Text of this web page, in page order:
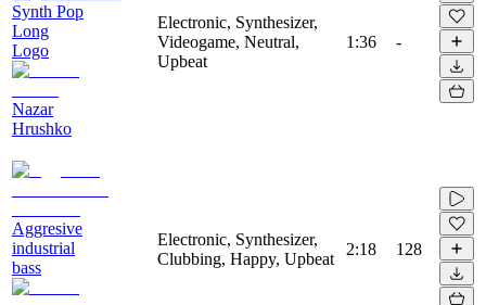
Synth Pop
Long
Logo
Nazar
Hrushko
Electronic, Synthesizer,
Videogame, Neutral,
Upbeat
1:36 -
Aggresive
industrial
bass
Electronic, Synthesizer,
Clubbing, Happy, Upbeat
2:18 128